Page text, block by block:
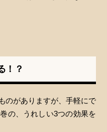
！？
のがありますが、手軽にで
の、うれしい3つの効果を